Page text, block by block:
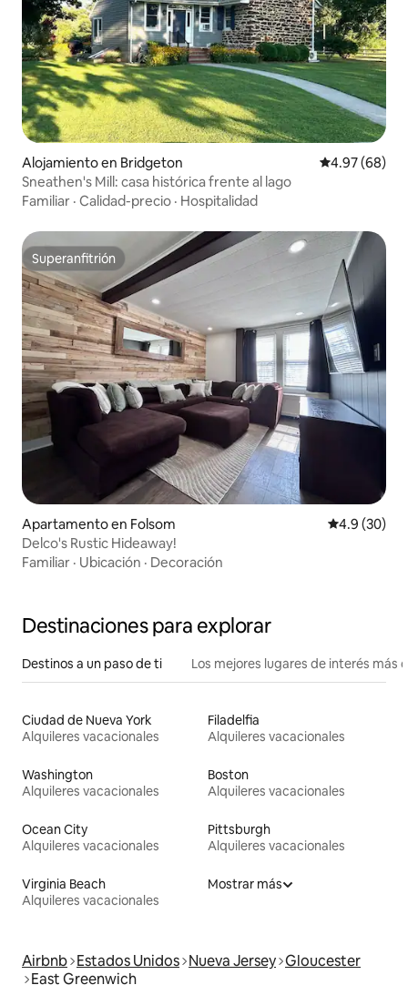
Alojamiento en Bridgeton Calificación
4.97 (68)
Sneathen's Mill: casa histórica frente al lago
Familiar · Calidad-precio · Hospitalidad
Superanfitrión
Superanfitrión
Apartamento en Folsom Calificación
4.9 (30)
Delco's Rustic Hideaway!
Familiar · Ubicación · Decoración
Destinaciones para explorar
Destinos a un paso de ti Los mejores lugares de interés más
Ciudad de Nueva York
Alquileres vacacionales
Filadelfia
Alquileres vacacionales
Washington
Alquileres vacacionales
Boston
Alquileres vacacionales
Ocean City
Alquileres vacacionales
Pittsburgh
Alquileres vacacionales
Virginia Beach
Alquileres vacacionales
Mostrar más
Airbnb Estados Unidos Nueva Jersey Gloucester
East Greenwich